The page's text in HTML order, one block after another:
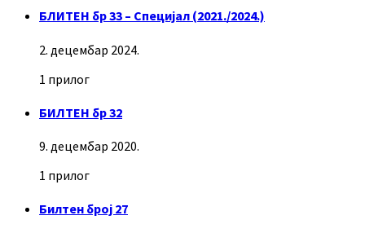
БЛИТЕН бр 33 – Специјал (2021./2024.)
2. децембар 2024.
1 прилог
БИЛТЕН бр 32
9. децембар 2020.
1 прилог
Билтен број 27